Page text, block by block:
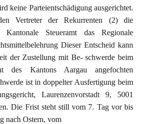
keine Parteientschädigung ausgerichtet.
Vertreter der Rekurrenten (2) die
Kantonale Steueramt das Regionale
Dieser Entscheid kann
der Zustellung mit Be- schwerde beim
des Kantons Aargau angefochten
ist in doppelter Ausfertigung beim
Laurenzenvorstadt 9, 5001
Die Frist steht still vom 7. Tag vor bis
nach Ostern, vom